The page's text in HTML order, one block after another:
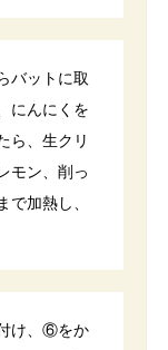
バットに取
にんにくを
ら、生クリ
モン、削っ
で加熱し、
け、⑥をか